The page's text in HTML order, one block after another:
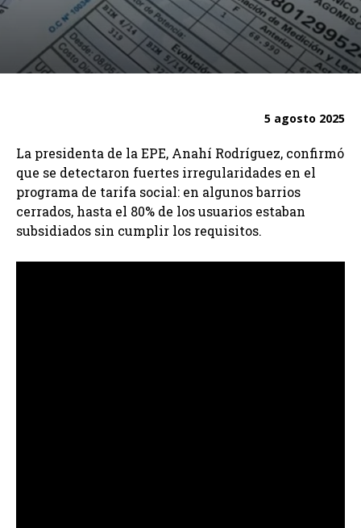
5 agosto 2025
La presidenta de la EPE, Anahí Rodríguez, confirmó
que se detectaron fuertes irregularidades en el
programa de tarifa social: en algunos barrios
cerrados, hasta el 80% de los usuarios estaban
subsidiados sin cumplir los requisitos.